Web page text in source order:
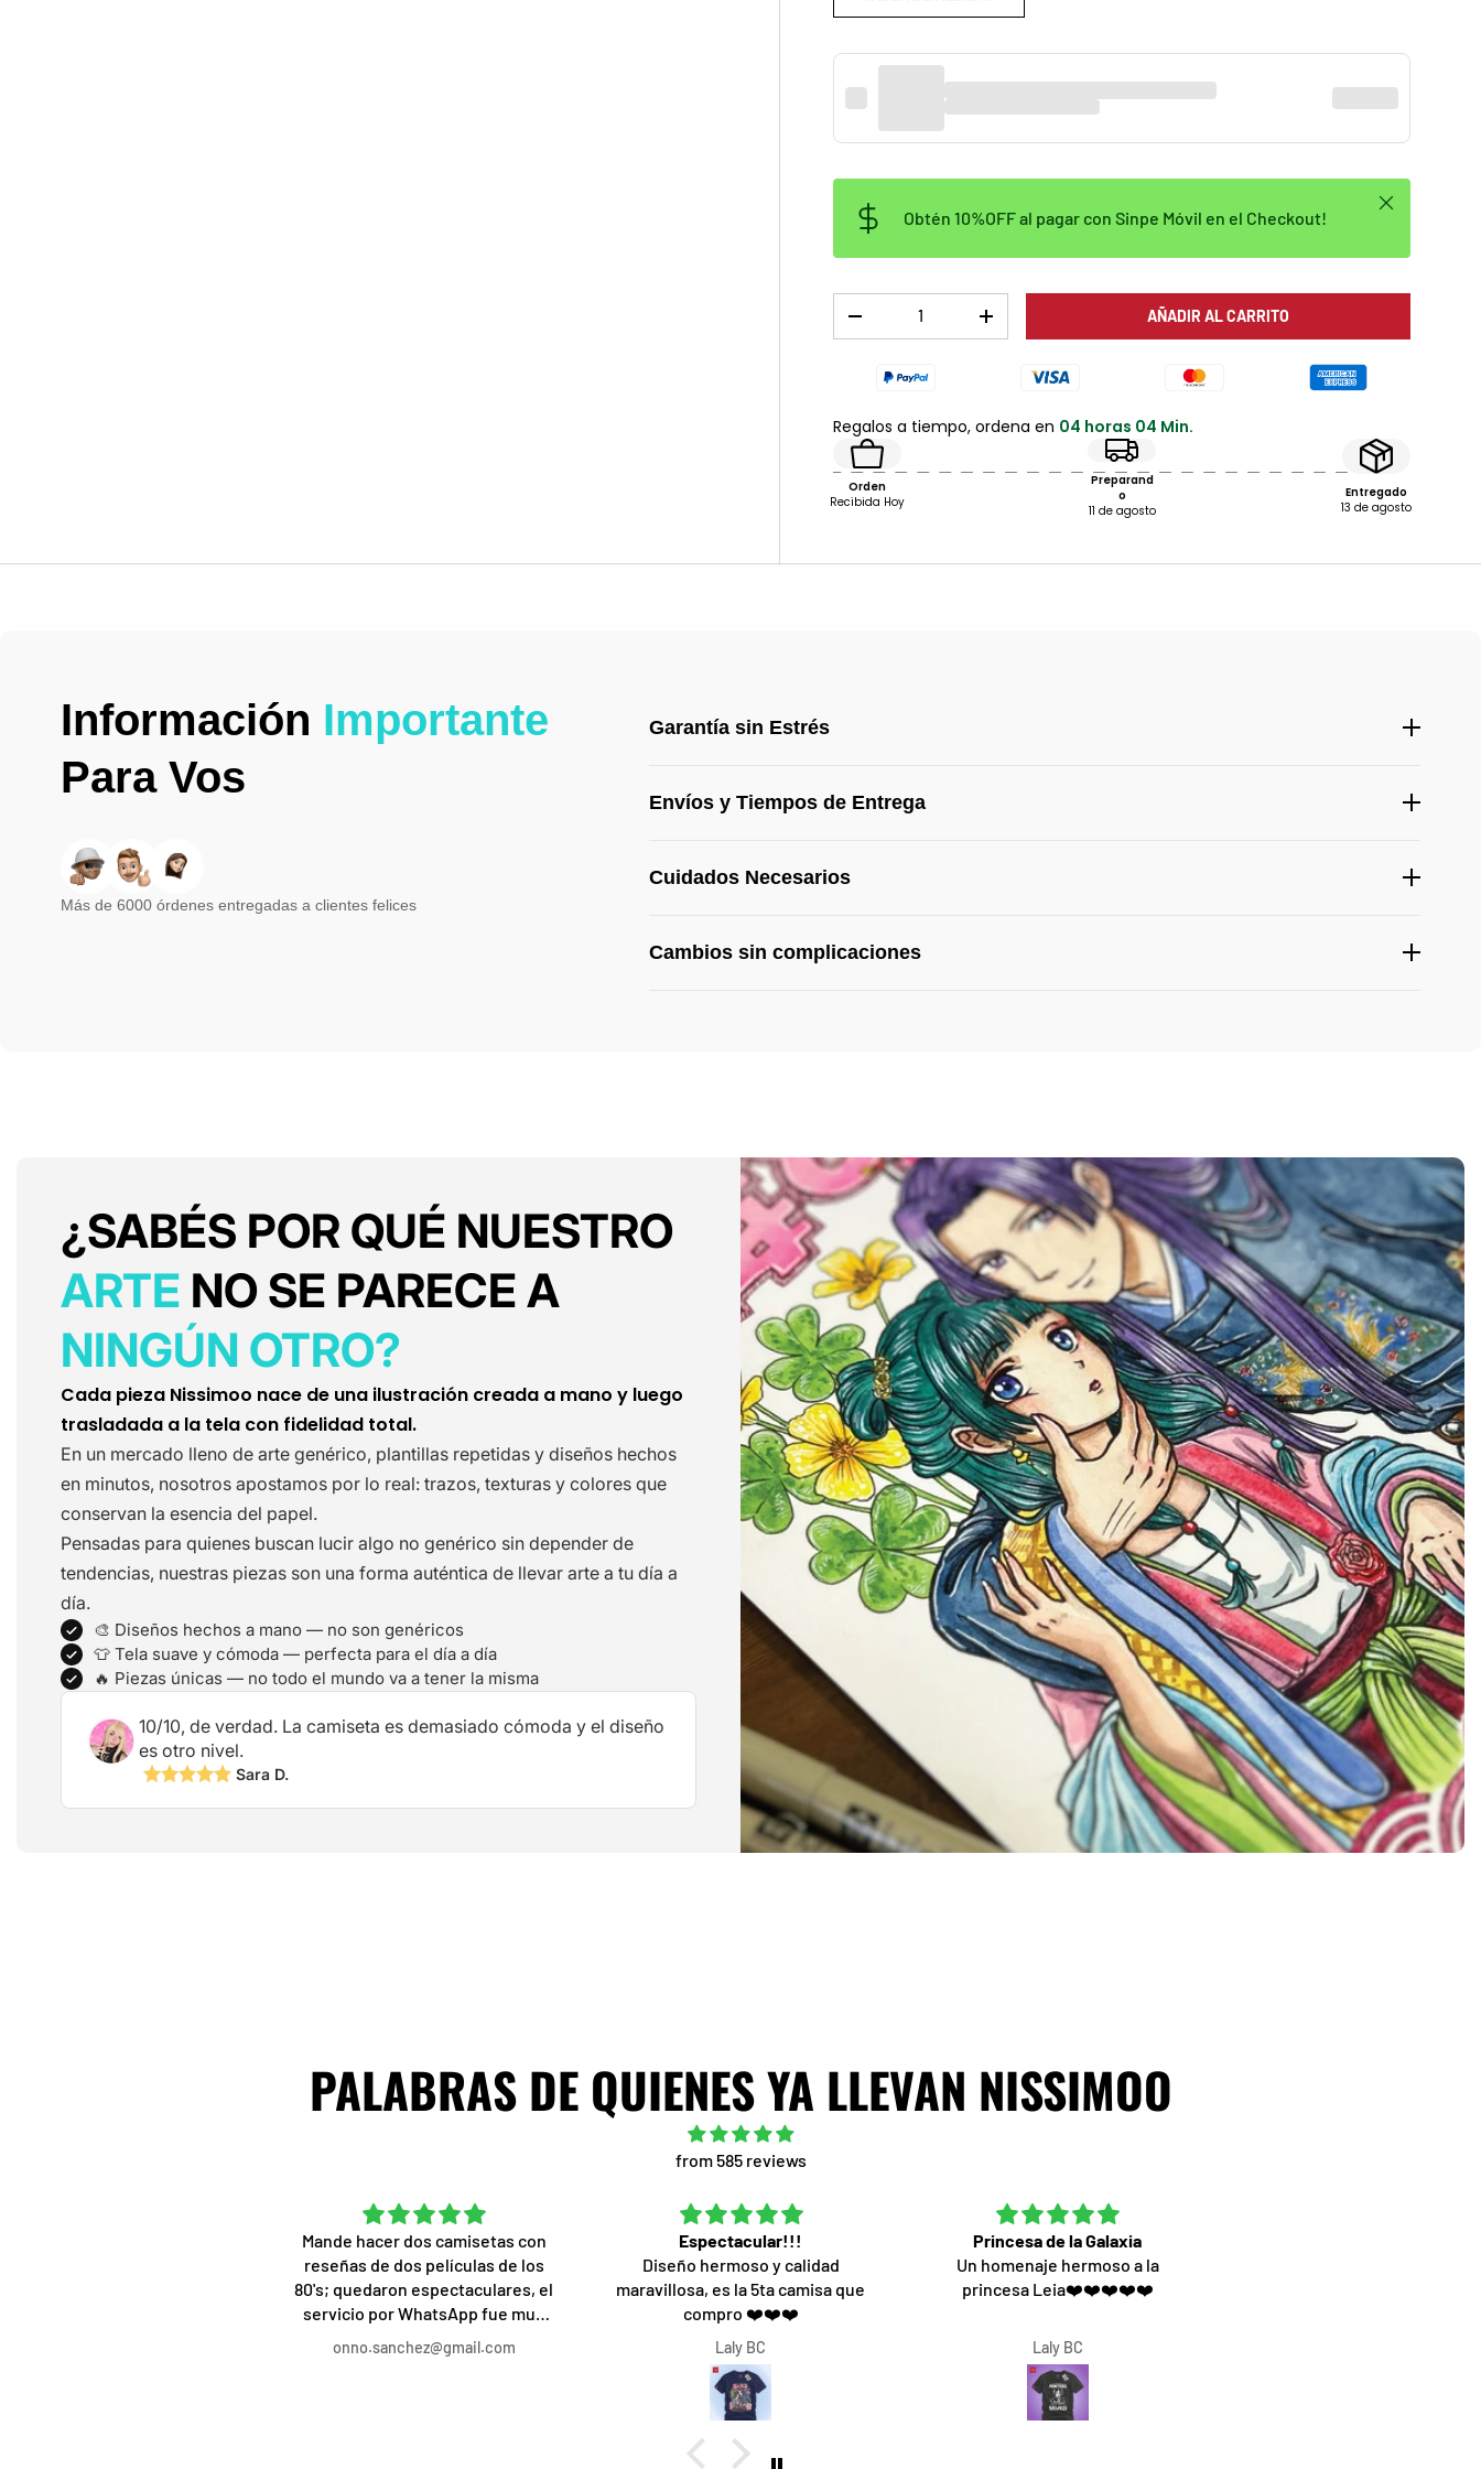
Obtén 10%OFF al pagar con Sinpe Móvil en el Checkout!
Cerrar
DISMINUIR CANTIDADAUMENTAR LA CANTIDADAÑADIR AL CARRITO
Regalos a tiempo, ordena en 04 horas 04 Min.
Orden
Recibida Hoy
Preparand
o
11 de agosto
Entregado
13 de agosto
Información Importante
Para Vos
Más de 6000 órdenes entregadas a clientes felices
Garantía sin Estrés
Envíos y Tiempos de Entrega
Cuidados Necesarios
Cambios sin complicaciones
¿SABÉS POR QUÉ NUESTRO
ARTE NO SE PARECE A
NINGÚN OTRO?
Cada pieza Nissimoo nace de una ilustración creada a mano y luego
trasladada a la tela con fidelidad total.
En un mercado lleno de arte genérico, plantillas repetidas y diseños hechos
en minutos, nosotros apostamos por lo real: trazos, texturas y colores que
conservan la esencia del papel.
Pensadas para quienes buscan lucir algo no genérico sin depender de
tendencias, nuestras piezas son una forma auténtica de llevar arte a tu día a
día.
🎨 Diseños hechos a mano — no son genéricos
👕 Tela suave y cómoda — perfecta para el día a día
🔥 Piezas únicas — no todo el mundo va a tener la misma
10/10, de verdad. La camiseta es demasiado cómoda y el diseño
es otro nivel.
Sara D.
PALABRAS DE QUIENES YA LLEVAN NISSIMOO
from 585 reviews
Mande hacer dos camisetas con
reseñas de dos películas de los
80's; quedaron espectaculares, el
servicio por WhatsApp fue muy
profesional, acorde a lo que
solicite, la personalización de una
onno.sanchez@gmail.com
Espectacular!!!
Diseño hermoso y calidad
maravillosa, es la 5ta camisa que
compro ❤️❤️❤️
Laly BC
Princesa de la Galaxia
Un homenaje hermoso a la
princesa Leia❤️❤️❤️❤️❤️
Laly BC